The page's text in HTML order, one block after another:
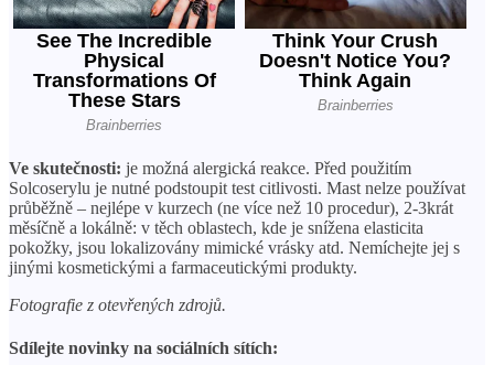
Ve skutečnosti: je možná alergická reakce. Před použitím
Solcoserylu je nutné podstoupit test citlivosti. Mast nelze používat
průběžně – nejlépe v kurzech (ne více než 10 procedur), 2-3krát
měsíčně a lokálně: v těch oblastech, kde je snížena elasticita
pokožky, jsou lokalizovány mimické vrásky atd. Nemíchejte jej s
jinými kosmetickými a farmaceutickými produkty.
Fotografie z otevřených zdrojů.
Sdílejte novinky na sociálních sítích: